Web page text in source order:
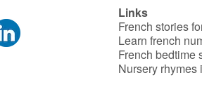
Links
French stories
Learn french
French bedtime
Nursery rhymes